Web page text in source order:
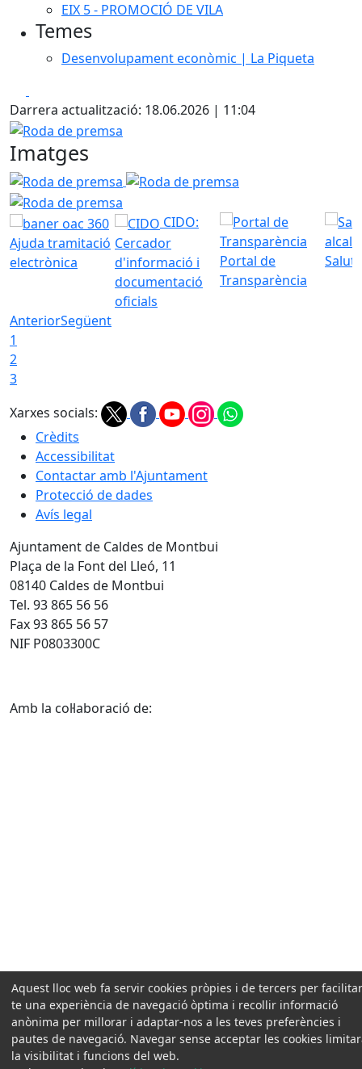
EIX 5 - PROMOCIÓ DE VILA
Temes
Desenvolupament econòmic | La Piqueta
Darrera actualització: 18.06.2026 | 11:04
Roda de premsa
Imatges
Roda de premsa Roda de premsa
Ajuda tramitació
electrònica
CIDO:
Cercador
d'informació i
documentació
oficials
Portal de
Transparència
AnteriorSegüent
1
2
3
Xarxes socials:
Crèdits
Accessibilitat
Contactar amb l'Ajuntament
Protecció de dades
Avís legal
Ajuntament de Caldes de Montbui
Plaça de la Font del Lleó, 11
08140 Caldes de Montbui
Tel. 93 865 56 56
Fax 93 865 56 57
NIF P0803300C
Amb la col·laboració de:
Aquest lloc web fa servir cookies pròpies i de tercers per
te una experiència de navegació òptima i recollir informació
anònima per millorar i adaptar-nos a les teves preferències i
pautes de navegació. Navegar sense acceptar les cookies
la visibilitat i funcions del web.